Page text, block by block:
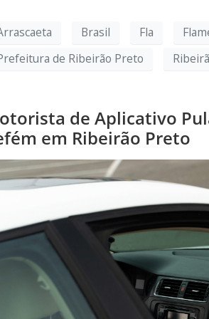
Brasil Fla
de Ribeirão Preto
de Aplicativo
em Ribeirão Preto